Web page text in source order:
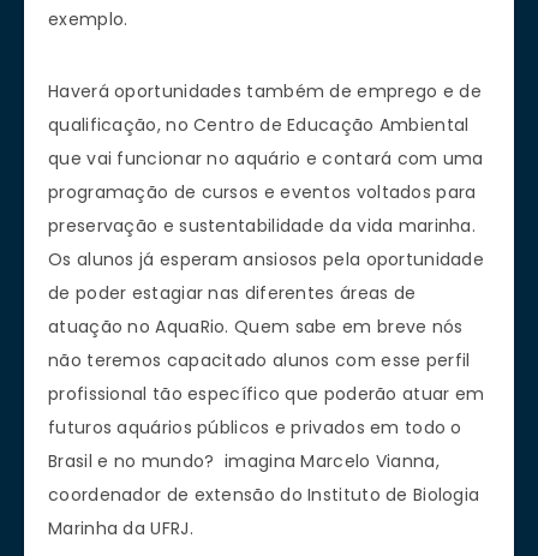
exemplo.
Haverá oportunidades também de emprego e de
qualificação, no Centro de Educação Ambiental
que vai funcionar no aquário e contará com uma
programação de cursos e eventos voltados para
preservação e sustentabilidade da vida marinha.
Os alunos já esperam ansiosos pela oportunidade
de poder estagiar nas diferentes áreas de
atuação no AquaRio. Quem sabe em breve nós
não teremos capacitado alunos com esse perfil
profissional tão específico que poderão atuar em
futuros aquários públicos e privados em todo o
Brasil e no mundo? imagina Marcelo Vianna,
coordenador de extensão do Instituto de Biologia
Marinha da UFRJ.